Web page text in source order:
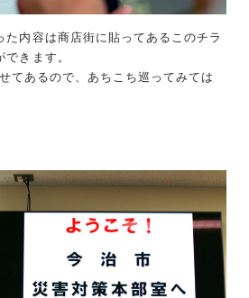
た内容は商店街に貼ってあるこのチラ
きます。
てあるので、あちこち巡ってみては